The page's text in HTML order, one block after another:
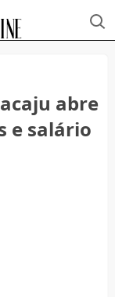
abre
e salário